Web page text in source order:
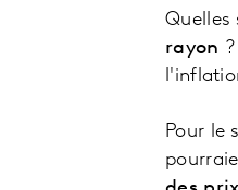
Quelles
rayon
Pour le